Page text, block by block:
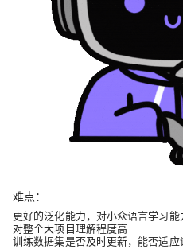
难点：
更好的泛化能力，对小众语言学习能
对整个大项目理解程度高
训练数据集是否及时更新，能否适